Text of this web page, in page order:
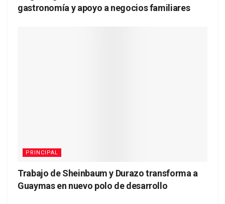
gastronomía y apoyo a negocios familiares
PRINCIPAL
Trabajo de Sheinbaum y Durazo transforma a
Guaymas en nuevo polo de desarrollo